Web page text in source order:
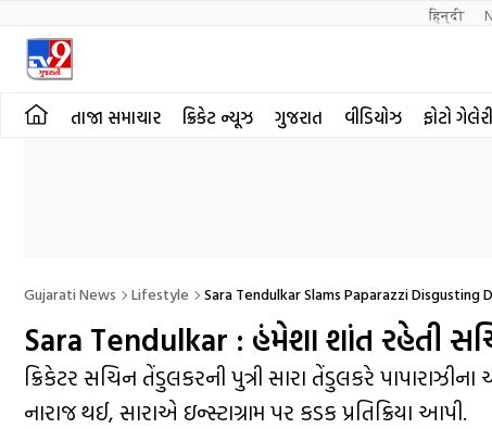
हिन्दी
તાજા સમાચાર ક્રિકેટ ન્યૂઝ ગુજરાત વીડિયોઝ ફોટો ગેલેરી
Gujarati News Lifestyle Sara Tendulkar Slams Paparazzi Disgusting
Sara Tendulkar : હંમેશા શાંત રહેતી
ક્રિકેટર સચિન તેંડુલકરની પુત્રી સારા તેંડુલકરે
નારાજ થઈ, સારાએ ઇન્સ્ટાગ્રામ પર કડક પ્રતિક્રિયા આપી.